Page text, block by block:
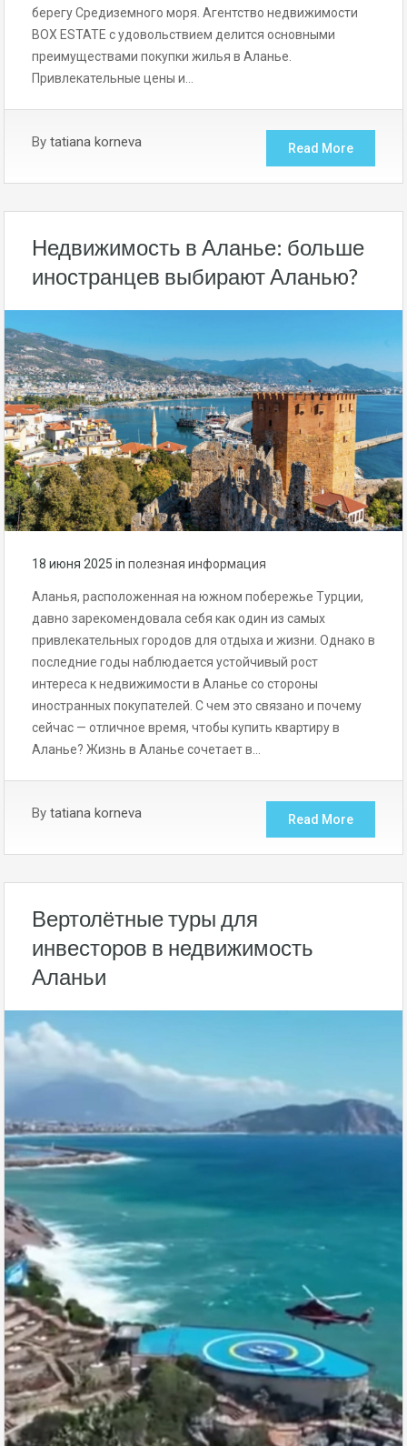
берегу Средиземного моря. Агентство недвижимости
BOX ESTATE с удовольствием делится основными
преимуществами покупки жилья в Аланье.
Привлекательные цены и…
By tatiana korneva Read More
Недвижимость в Аланье: больше
иностранцев выбирают Аланью?
18 июня 2025 in полезная информация
Аланья, расположенная на южном побережье Турции,
давно зарекомендовала себя как один из самых
привлекательных городов для отдыха и жизни. Однако в
последние годы наблюдается устойчивый рост
интереса к недвижимости в Аланье со стороны
иностранных покупателей. С чем это связано и почему
сейчас — отличное время, чтобы купить квартиру в
Аланье? Жизнь в Аланье сочетает в…
By tatiana korneva Read More
Вертолётные туры для
инвесторов в недвижимость
Аланьи